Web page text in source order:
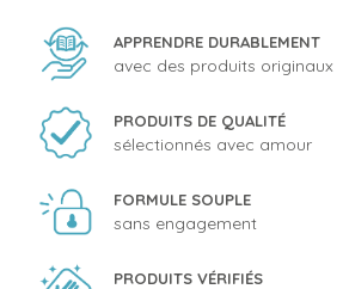
APPRENDRE DURABLEMENT
avec des produits originaux
PRODUITS DE QUALITÉ
sélectionnés avec amour
FORMULE SOUPLE
sans engagement
PRODUITS VÉRIFIÉS